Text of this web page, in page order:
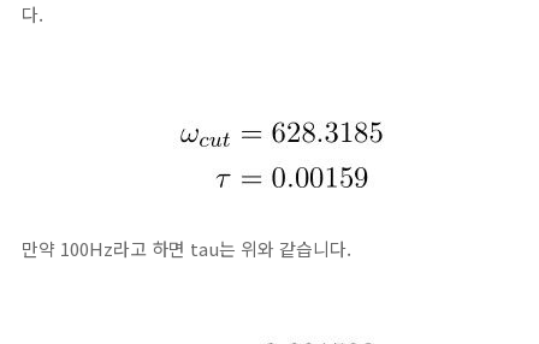
다.
만약 100Hz라고 하면 tau는 위와 같습니다.